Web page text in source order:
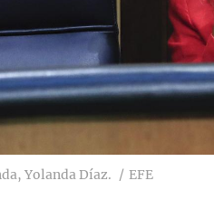
Yolanda Díaz. EFE